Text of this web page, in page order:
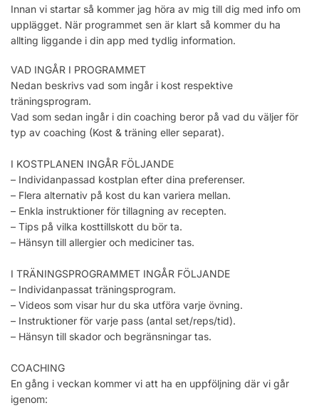
Innan vi startar så kommer jag höra av mig till dig med info om
upplägget. När programmet sen är klart så kommer du ha
allting liggande i din app med tydlig information.
VAD INGÅR I PROGRAMMET
Nedan beskrivs vad som ingår i kost respektive
träningsprogram.
Vad som sedan ingår i din coaching beror på vad du väljer för
typ av coaching (Kost & träning eller separat).
I KOSTPLANEN INGÅR FÖLJANDE
– Individanpassad kostplan efter dina preferenser.
– Flera alternativ på kost du kan variera mellan.
– Enkla instruktioner för tillagning av recepten.
– Tips på vilka kosttillskott du bör ta.
– Hänsyn till allergier och mediciner tas.
I TRÄNINGSPROGRAMMET INGÅR FÖLJANDE
– Individanpassat träningsprogram.
– Videos som visar hur du ska utföra varje övning.
– Instruktioner för varje pass (antal set/reps/tid).
– Hänsyn till skador och begränsningar tas.
COACHING
En gång i veckan kommer vi att ha en uppföljning där vi går
igenom: